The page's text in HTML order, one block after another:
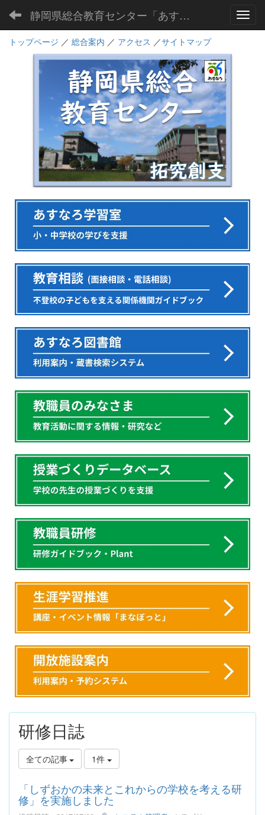
静岡県総合教育センター「あすなろ」
トップページ ／ 総合案内 ／ アクセス ／サイトマップ
研修日誌
全ての記事 1件
「しずおかの未来とこれからの学校を考える研
修」を実施しました